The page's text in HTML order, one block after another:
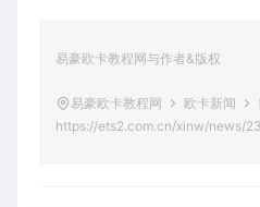
易豪欧卡教程网与作者&版权
易豪欧卡教程网 欧卡新闻
https://ets2.com.cn/xinw/news/